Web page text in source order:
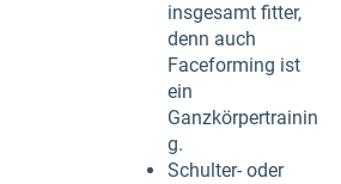
insgesamt fitter,
denn auch
Faceforming ist
ein
Ganzkörpertrainin
g.
Schulter- oder